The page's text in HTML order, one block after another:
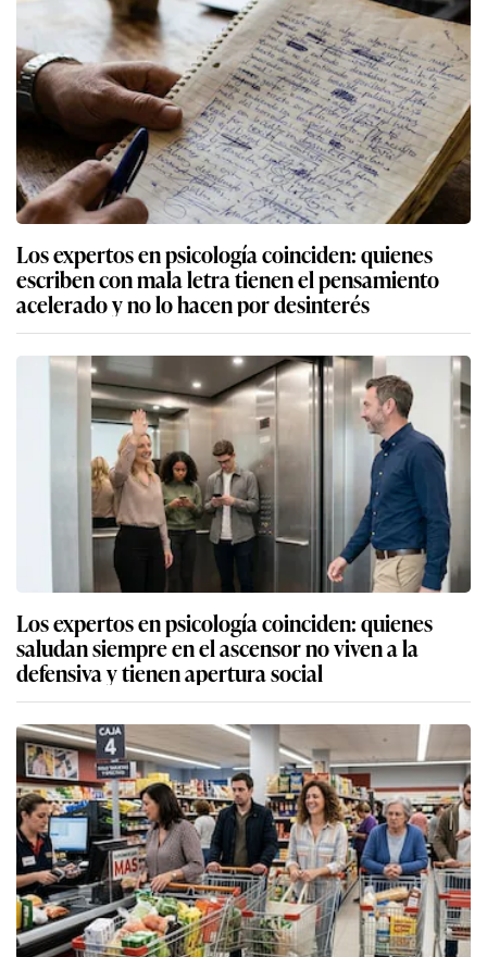
Los expertos en psicología coinciden: quienes
escriben con mala letra tienen el pensamiento
acelerado y no lo hacen por desinterés
Los expertos en psicología coinciden: quienes
saludan siempre en el ascensor no viven a la
defensiva y tienen apertura social